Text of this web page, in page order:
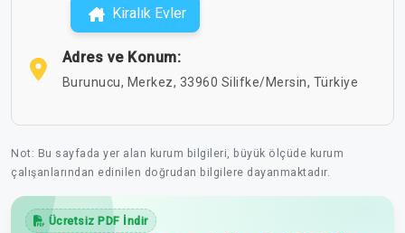
Kiralık Evler
Adres ve Konum:
Burunucu, Merkez, 33960 Silifke/Mersin, Türkiye
Not: Bu sayfada yer alan kurum bilgileri, büyük ölçüde kurum
çalışanlarından edinilen doğrudan bilgilere dayanmaktadır.
Ücretsiz PDF İndir